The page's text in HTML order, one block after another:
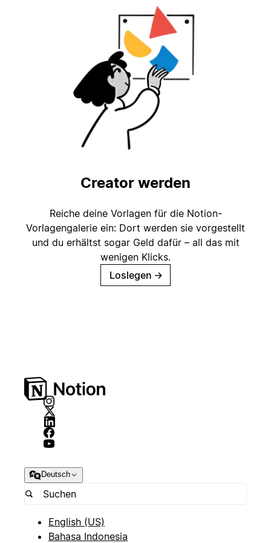
Creator werden
Reiche deine Vorlagen für die Notion-
Vorlagengalerie ein: Dort werden sie vorgestellt
und du erhältst sogar Geld dafür – all das mit
wenigen Klicks.
Loslegen →
Deutsch
English (US)
Bahasa Indonesia